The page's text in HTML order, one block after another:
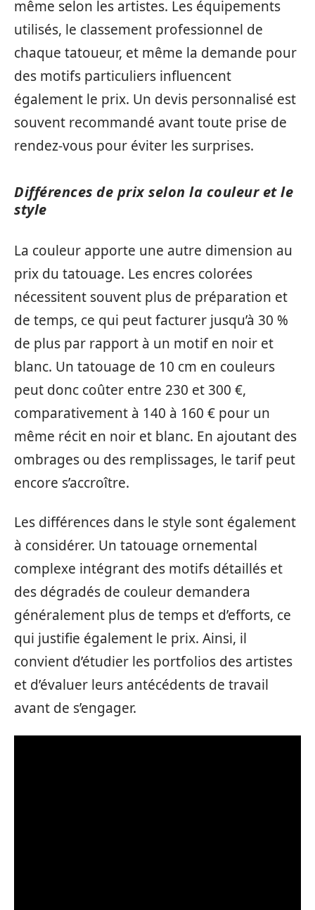
même selon les artistes. Les équipements
utilisés, le classement professionnel de
chaque tatoueur, et même la demande pour
des motifs particuliers influencent
également le prix. Un devis personnalisé est
souvent recommandé avant toute prise de
rendez-vous pour éviter les surprises.
Différences de prix selon la couleur et le
style
La couleur apporte une autre dimension au
prix du tatouage. Les encres colorées
nécessitent souvent plus de préparation et
de temps, ce qui peut facturer jusqu’à 30 %
de plus par rapport à un motif en noir et
blanc. Un tatouage de 10 cm en couleurs
peut donc coûter entre 230 et 300 €,
comparativement à 140 à 160 € pour un
même récit en noir et blanc. En ajoutant des
ombrages ou des remplissages, le tarif peut
encore s’accroître.
Les différences dans le style sont également
à considérer. Un tatouage ornemental
complexe intégrant des motifs détaillés et
des dégradés de couleur demandera
généralement plus de temps et d’efforts, ce
qui justifie également le prix. Ainsi, il
convient d’étudier les portfolios des artistes
et d’évaluer leurs antécédents de travail
avant de s’engager.